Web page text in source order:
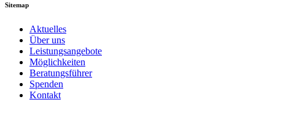
Sitemap
Aktuelles
Über uns
Leistungsangebote
Möglichkeiten
Beratungsführer
Spenden
Kontakt